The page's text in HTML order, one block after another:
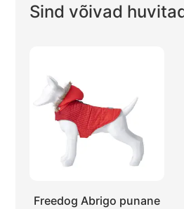
Sind võivad
Freedog Abrigo punane